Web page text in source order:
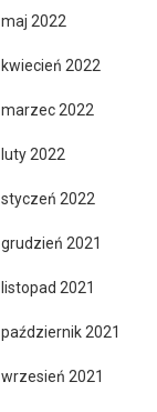
maj 2022
kwiecień 2022
marzec 2022
luty 2022
styczeń 2022
grudzień 2021
listopad 2021
październik 2021
wrzesień 2021